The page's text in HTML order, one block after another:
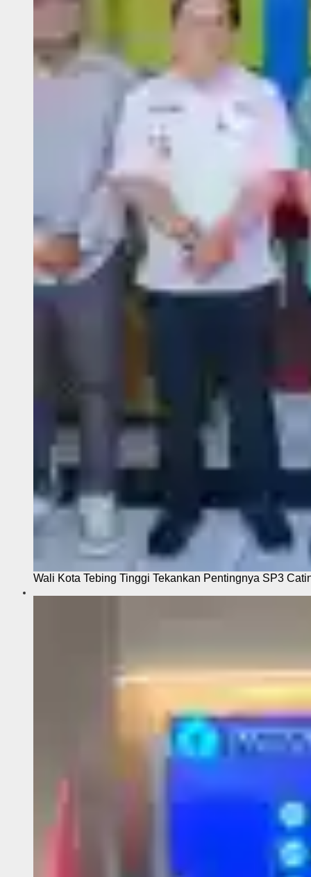
Wali Kota Tebing Tinggi Tekankan Pentingnya SP3